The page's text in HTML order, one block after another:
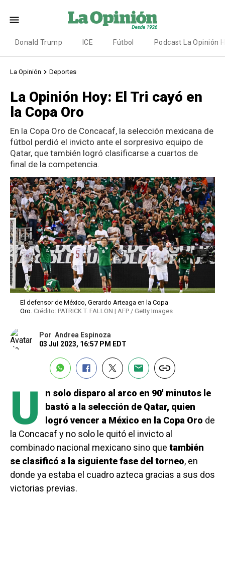
Donald Trump ICE Fútbol Podcast La Opinión
La Opinión Deportes
La Opinión Hoy: El Tri cayó en
la Copa Oro
En la Copa Oro de Concacaf, la selección mexicana de
fútbol perdió el invicto ante el sorpresivo equipo de
Qatar, que también logró clasificarse a cuartos de
final de la competencia.
El defensor de México, Gerardo Arteaga en la Copa
Oro. Crédito: PATRICK T. FALLON | AFP / Getty Images
Por Andrea Espinoza
03 Jul 2023, 16:57 PM EDT
U
n solo disparo al arco en 90′ minutos le
bastó a la selección de Qatar, quien
logró vencer a México en la Copa Oro de
la Concacaf y no solo le quitó el invicto al
combinado nacional mexicano sino que también
se clasificó a la siguiente fase del torneo, en
donde ya estaba el cuadro azteca gracias a sus dos
victorias previas.